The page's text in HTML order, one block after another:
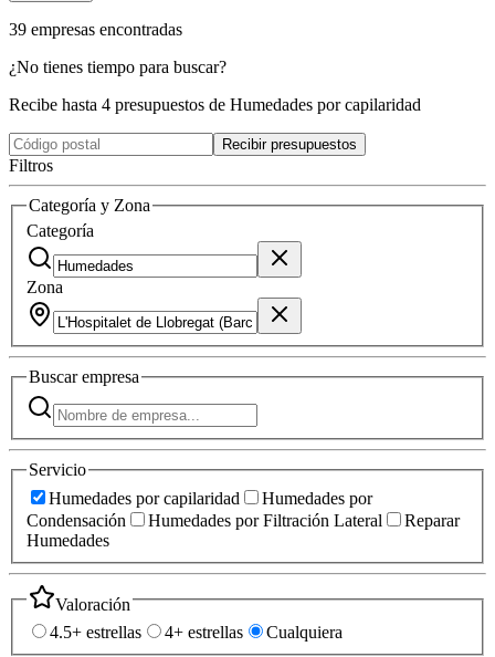
39 empresas encontradas
¿No tienes tiempo para buscar?
Recibe hasta 4 presupuestos de Humedades por capilaridad
Recibir presupuestos
Filtros
Categoría y Zona
Categoría
Zona
Buscarempresa
Servicio
Humedades por capilaridad
Humedades por
Condensación
Humedades por Filtración Lateral
Reparar
Humedades
Valoración
4.5+ estrellas
4+ estrellas Cualquiera